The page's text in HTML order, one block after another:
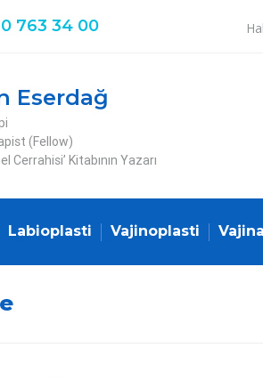
763 34 00
Eserdağ
(Fellow)
Cerrahisi’ Kitabının Yazarı
Labioplasti Vajinoplasti